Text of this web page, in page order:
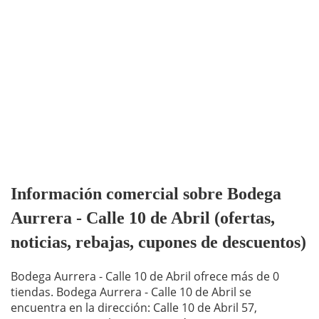
Información comercial sobre Bodega
Aurrera - Calle 10 de Abril (ofertas,
noticias, rebajas, cupones de descuentos)
Bodega Aurrera - Calle 10 de Abril ofrece más de 0
tiendas. Bodega Aurrera - Calle 10 de Abril se
encuentra en la dirección: Calle 10 de Abril 57,